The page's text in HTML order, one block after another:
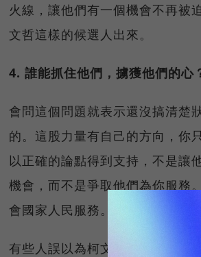
火線，讓他們有一個機會不再被
文哲這樣的候選人出來。
4. 誰能抓住他們，擄獲他們的心
會問這個問題就表示還沒搞清楚
的。這股力量有自己的方向，你
以正確的論點得到支持，不是讓
機會，而不是爭取他們為你服務
會國家人民服務。
有些人誤以為柯文哲這次當選只